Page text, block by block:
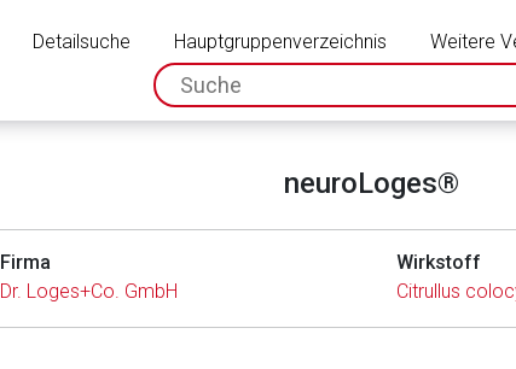
Detailsuche Hauptgruppenverzeichnis
Weitere
spc.search.input.placeholder
neuroLoges®
Firma
Dr. Loges+Co. GmbH
Wirkstoff
Citrullus